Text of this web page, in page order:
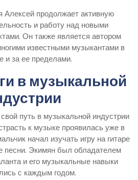
Алексей продолжает активную
и работу над новыми
Он также является автором
известными музыкантами в
и за ее пределами.
в музыкальной
путь в музыкальной индустрии
к музыке проявилась уже в
начал изучать игру на гитаре
песни. Экимян был обладателем
и его музыкальные навыки
с каждым годом.